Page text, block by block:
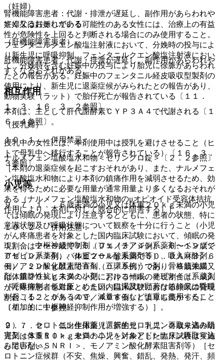
（妊婦）
妊婦又は妊娠している可能性のある女性には、治療上の有益
性が危険性を上回ると判断される場合にのみ使用すること。
フェンタニルクエン酸塩注射液において、分娩時の投与によ
り新生児に呼吸抑制、フェンタニルクエン酸塩注射液におい
て、分娩時を含む妊娠中の投与により胎児に徐脈があらわれ
たとの報告がある。妊娠中のフェンタニル経皮吸収型製剤の
使用により、新生児に退薬症候がみられたとの報告があり、
動物実験（ラット）で胎仔死亡が報告されている〔１１．
１．３、１６．３．２参照〕。
（授乳婦）
授乳中の女性には、本剤使用中は授乳を避けさせること（ヒ
トで母乳中へ移行することが報告されている）〔１６．３．
３参照〕。
小児等
９．７．１． ６歳未満の小児又は体重２０ｋｇ未満の小児
では傾眠の発現により注意するとともに、患者の状態、特に
意識状態及び呼吸状態について観察を十分に行うこと（小児
がん疼痛患者を対象とした国内臨床試験において、傾眠の発
現割合は２〜５歳で７５．０％（３／４例）、６〜１９歳で
０％（０／７例）、体重２０ｋｇ未満で５０．０％（３／６
例）、２０ｋｇ以上で０％（０／５例）であり、６歳未満又
は体重２０ｋｇ未満の小児における傾眠の発現割合は、成人
がん疼痛患者を対象とした国内臨床試験における傾眠の発現
割合（１２．０％（４９／４０８例））よりも高かった）
〔７．１．１参照〕。
９．７．２． 低出生体重児、新生児、乳児、２歳未満の幼
児又は体重１０ｋｇ未満の小児を対象とした臨床試験は実施
していない。
腎機能障害患者：代謝・排泄が遅延し、副作用があらわれや
すくなるおそれがある。
（肝機能障害患者）
肝機能障害患者：代謝・排泄が遅延し、副作用があらわれや
すくなるおそれがある。
相互作用
本剤は、主として肝代謝酵素ＣＹＰ３Ａ４で代謝される〔１
６．４参照〕。
１０．１． 併用禁忌：
ナルメフェン塩酸塩水和物＜セリンクロ錠＞〔２．２参照〕
［本剤の退薬症候を起こすおそれがあり、また、ナルメフェ
ン塩酸塩水和物により本剤の鎮痛作用を減弱させるため、効
果を得るために必要な用量が通常用量より多くなるおそれが
ある（ナルメフェン塩酸塩水和物のμオピオイド受容体拮抗
作用により、本剤に対して競合的に阻害する）］。
１０．２． 併用注意：
１）． 中枢神経抑制剤（フェノチアジン系薬剤、ベンゾジ
アゼピン系薬剤、バルビツール酸系薬剤等）、吸入麻酔剤、
モノアミン酸化酵素阻害剤、三環系抗うつ剤、骨格筋弛緩
剤、鎮静性抗ヒスタミン剤、アルコール、オピオイド系薬剤
［呼吸抑制、低血圧、めまい、口渇及び顕著な鎮静又は昏睡
が起こることがあるので、減量するなど慎重に使用すること
（相加的に中枢神経抑制作用が増強する）］。
２）． セロトニン作用薬（選択的セロトニン再取り込み阻
害剤＜ＳＳＲＩ＞、セロトニン・ノルアドレナリン再取り込
み阻害剤＜ＳＮＲＩ＞、モノアミン酸化酵素阻害剤等）［セ
ロトニン症候群（不安、焦燥、興奮、錯乱、発熱、発汗、頻